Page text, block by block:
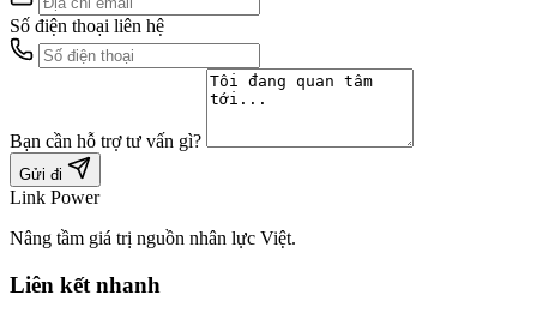
Số điện thoại liên hệ
Bạn cần hỗ trợ tư vấn gì?
Gửi đi
Link Power
Nâng tầm giá trị nguồn nhân lực Việt.
Liên kết nhanh